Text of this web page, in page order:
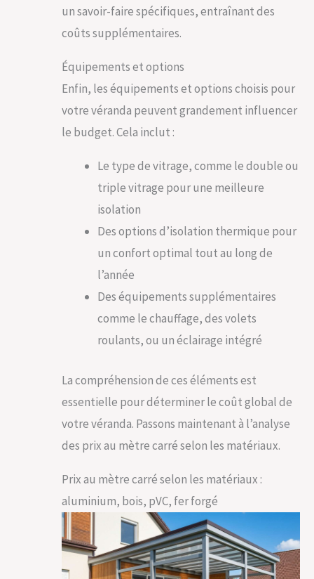
un savoir-faire spécifiques, entraînant des
coûts supplémentaires.
Équipements et options
Enfin, les équipements et options choisis pour
votre véranda peuvent grandement influencer
le budget. Cela inclut :
Le type de vitrage, comme le double ou
triple vitrage pour une meilleure
isolation
Des options d’isolation thermique pour
un confort optimal tout au long de
l’année
Des équipements supplémentaires
comme le chauffage, des volets
roulants, ou un éclairage intégré
La compréhension de ces éléments est
essentielle pour déterminer le coût global de
votre véranda. Passons maintenant à l’analyse
des prix au mètre carré selon les matériaux.
Prix au mètre carré selon les matériaux :
aluminium, bois, pVC, fer forgé